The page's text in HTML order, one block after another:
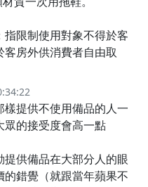
指限制使用對象不得於客
房外供消費者自由取
提供不使用備品的人一
眾的接受度會高一點
供備品在大部分人的眼
錯覺（就跟當年蘋果不